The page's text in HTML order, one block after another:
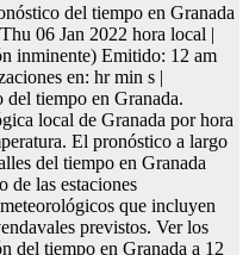
del tiempo en Granada
06 Jan 2022 hora local |
inminente) Emitido: 12 am
en: hr min s |
tiempo en Granada.
local de Granada por hora
El pronóstico a largo
del tiempo en Granada
de las estaciones
que incluyen
previstos. Ver los
del tiempo en Granada a 12